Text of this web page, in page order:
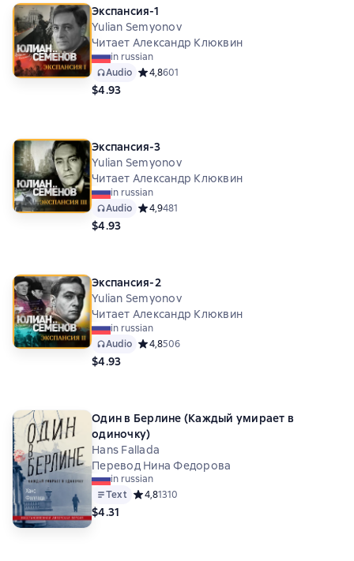
Экспансия-1
Yulian Semyonov
Читает Александр Клюквин
in russian
Audio Средний рейтинг 4,8 на основе 601 оценок
4,8601
$4.93
Экспансия-3
Yulian Semyonov
Читает Александр Клюквин
in russian
Audio Средний рейтинг 4,9 на основе 481 оценок
4,9481
$4.93
Экспансия-2
Yulian Semyonov
Читает Александр Клюквин
in russian
Audio Средний рейтинг 4,8 на основе 506 оценок
4,8506
$4.93
Один в Берлине (Каждый умирает в
одиночку)
Hans Fallada
Перевод Нина Федорова
in russian
Text Средний рейтинг 4,8 на основе 1310 оценок
4,81310
$4.31